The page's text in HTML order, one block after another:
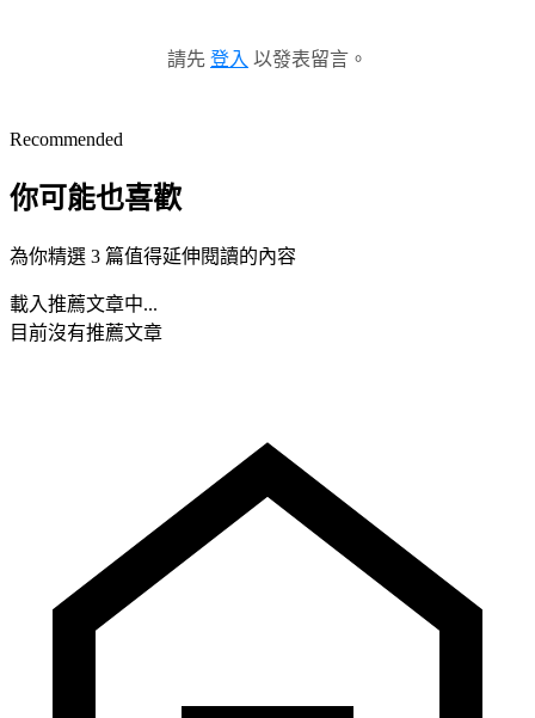
請先 登入 以發表留言。
Recommended
你可能也喜歡
為你精選 3 篇值得延伸閱讀的內容
載入推薦文章中...
目前沒有推薦文章